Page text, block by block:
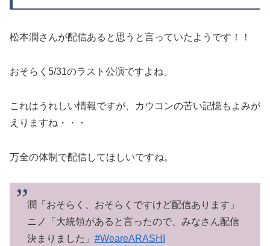
松本潤さんが配信あると思うと言っていたようです！！
おそらく5/31のラスト公演ですよね。
これはうれしい情報ですが、カウコンの苦い記憶もよみが
えりますね・・・
万全の体制で配信してほしいですね。
潤「おそらく、おそらくですけど配信あります」
ニノ「大統領があると言ったので、みなさん配信
決まりました」 #WeareARASHI